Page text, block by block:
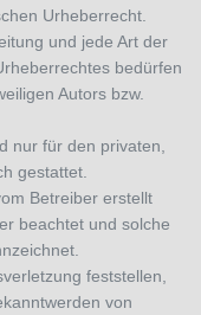
Urheberrecht.
und jede Art der
bedürfen
Autors bzw.
nur für den privaten,
gestattet.
Betreiber erstellt
beachtet und solche
feststellen,
von